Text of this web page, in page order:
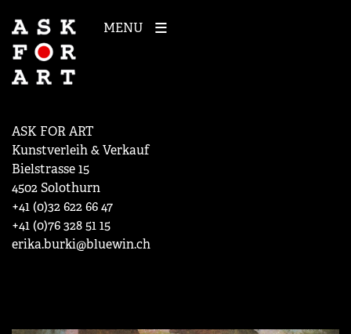
MENU
ASK FOR ART
Kunstverleih & Verkauf
Bielstrasse 15
4502 Solothurn
+41 (0)32 622 66 47
+41 (0)76 328 51 15
erika.burki@bluewin.ch